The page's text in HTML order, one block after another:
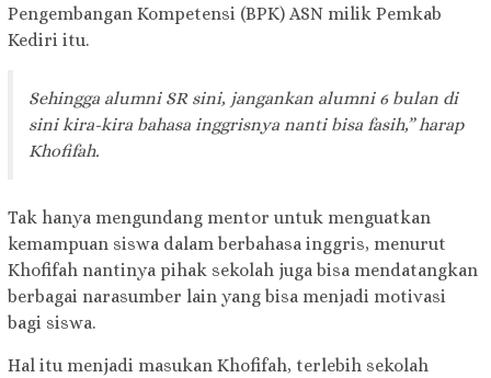
Pengembangan Kompetensi (BPK) ASN milik Pemkab
Kediri itu.
Sehingga alumni SR sini, jangankan alumni 6 bulan di
sini kira-kira bahasa inggrisnya nanti bisa fasih,” harap
Khofifah.
Tak hanya mengundang mentor untuk menguatkan
kemampuan siswa dalam berbahasa inggris, menurut
Khofifah nantinya pihak sekolah juga bisa mendatangkan
berbagai narasumber lain yang bisa menjadi motivasi
bagi siswa.
Hal itu menjadi masukan Khofifah, terlebih sekolah